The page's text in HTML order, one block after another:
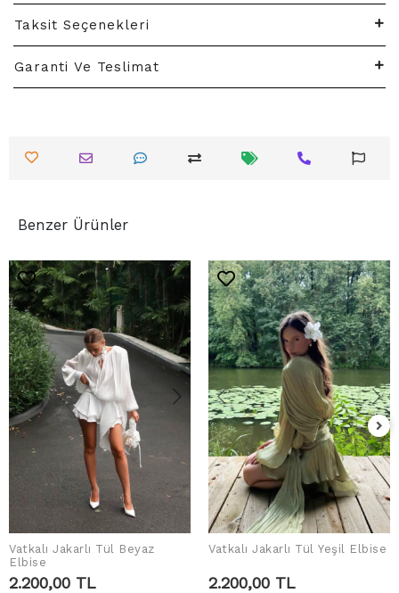
Taksit Seçenekleri
Garanti Ve Teslimat
Benzer Ürünler
SEPETE EKLE
Vatkalı Jakarlı Tül Beyaz
Elbise
2.200,00 TL
SEPETE EKLE
Vatkalı Jakarlı Tül Yeşil Elbise
2.200,00 TL